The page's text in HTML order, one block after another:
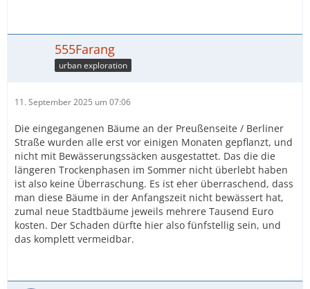
555Farang
urban exploration
11. September 2025 um 07:06
Die eingegangenen Bäume an der Preußenseite / Berliner
Straße wurden alle erst vor einigen Monaten gepflanzt, und
nicht mit Bewässerungssäcken ausgestattet. Das die die
längeren Trockenphasen im Sommer nicht überlebt haben
ist also keine Überraschung. Es ist eher überraschend, dass
man diese Bäume in der Anfangszeit nicht bewässert hat,
zumal neue Stadtbäume jeweils mehrere Tausend Euro
kosten. Der Schaden dürfte hier also fünfstellig sein, und
das komplett vermeidbar.